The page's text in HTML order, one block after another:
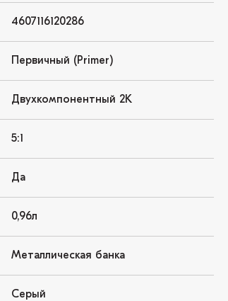
4607116120286
Первичный (Primer)
Двухкомпонентный 2K
5:1
Да
0,96л
Металлическая банка
Серый